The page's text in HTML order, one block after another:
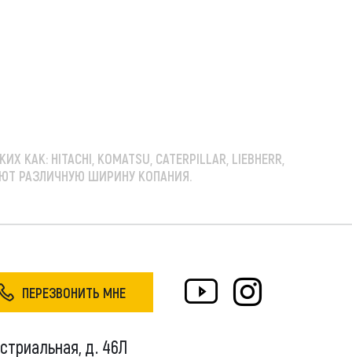
HITACHI, KOMATSU, CATERPILLAR, LIEBHERR,
РАЗЛИЧНУЮ ШИРИНУ КОПАНИЯ.
ПЕРЕЗВОНИТЬ МНЕ
д. 46Л